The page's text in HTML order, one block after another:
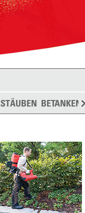
BETANKEN